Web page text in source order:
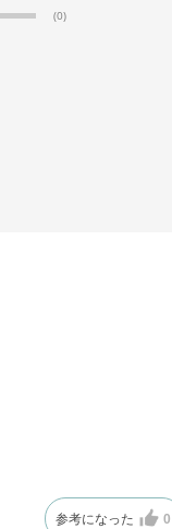
(0)
参考になった 0